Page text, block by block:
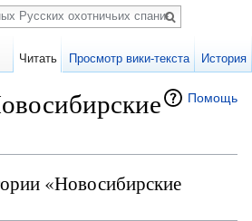
Помощь
«Новосибирские
Читать Просмотр вики-текста История